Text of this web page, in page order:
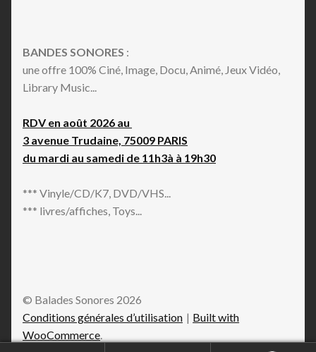
BANDES SONORES :
une offre 100% Ciné, Image, Docu, Animé, Jeux Vidéo,
Library Music...
RDV en août 2026 au
3 avenue Trudaine, 75009 PARIS
du mardi au samedi de 11h3à à 19h30
*** Vinyle/CD/K7, DVD/VHS...
*** livres/affiches, Toys...
© Balades Sonores 2026
Conditions générales d’utilisation
Built with
WooCommerce